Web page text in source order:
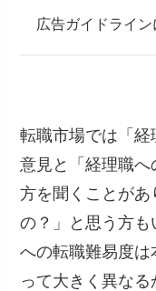
広告ガイドライン
転職市場では「経
意見と「経理職
方を聞くことが
の？」と思う方
への転職難易度は
って大きく異なる